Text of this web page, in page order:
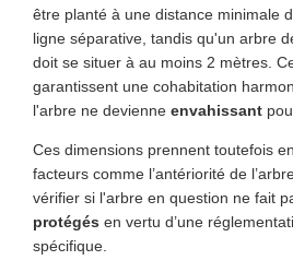
être planté à une distance minimale
ligne séparative, tandis qu'un arbre
doit se situer à au moins 2 mètres.
garantissent une cohabitation
l'arbre ne devienne envahissant
Ces dimensions prennent toutefois
facteurs comme l’antériorité de
vérifier si l'arbre en question ne fait
protégés en vertu d’une
spécifique.